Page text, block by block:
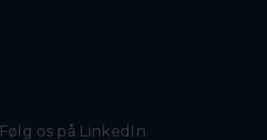
Følg os på LinkedIn